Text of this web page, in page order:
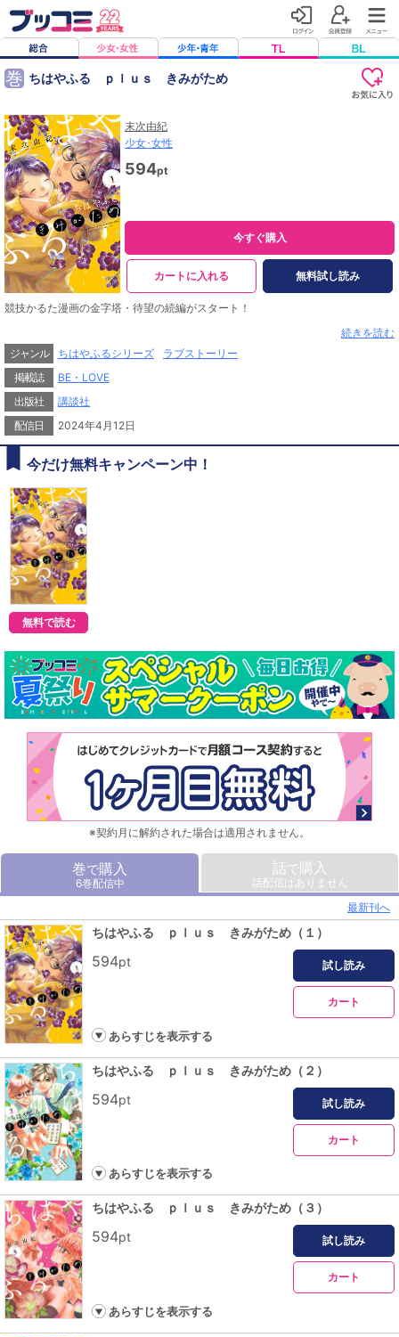
巻 ちはやふる ｐｌｕｓ きみがため
末次由紀
少女･女性
594pt
今すぐ購入
カートに入れる 無料試し読み
競技かるた漫画の金字塔・待望の続編がスタート！
競技かるたで全国制覇を目指す一年生の長良凛月（ながら りつ）は
全国制覇をめざし部活に取り組んでいるが、なかなかうまくいかない。
それでも真摯に真剣に向き合う彼の姿勢は、周囲をそして自分自身の"心"を突き
動かしていく…。
その強き意志は、誰がために――。
あらたな『ちはやふる』始動！
続きを読む
ジャンル
ちはやふるシリーズ
ラブストーリー
掲載誌
BE・LOVE
出版社
講談社
配信日
2024年4月12日
今だけ無料キャンペーン中！
無料で読む
※契約月に解約された場合は適用されません。
巻で購入
6巻配信中
話で購入
話配信はありません
最新刊へ
ちはやふる ｐｌｕｓ きみがため（１）
594pt 試し読み
カート
あらすじを表示する
ちはやふる ｐｌｕｓ きみがため（２）
594pt 試し読み
カート
あらすじを表示する
ちはやふる ｐｌｕｓ きみがため（３）
594pt 試し読み
カート
あらすじを表示する